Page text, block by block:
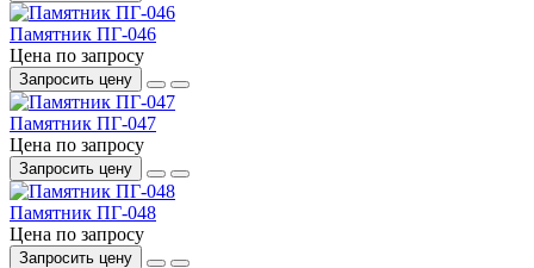
Памятник ПГ-046
Цена по запросу
Запросить цену
Памятник ПГ-047
Цена по запросу
Запросить цену
Памятник ПГ-048
Цена по запросу
Запросить цену